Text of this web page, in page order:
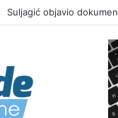
RAK pokrenuo